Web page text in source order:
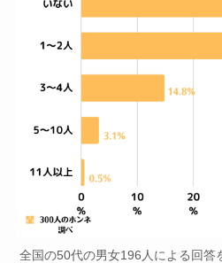
全国の50代の男女196人による回答